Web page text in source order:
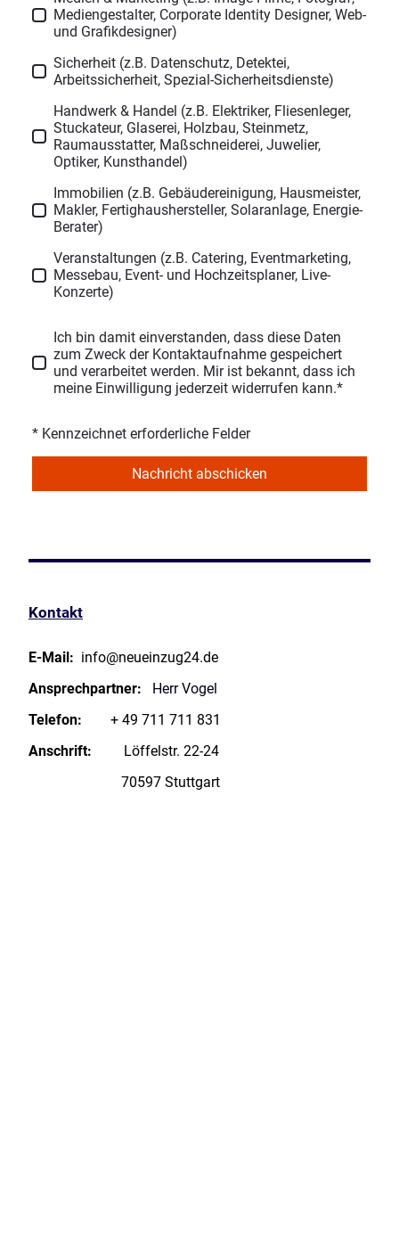
Mediengestalter, Corporate Identity Designer, Web-
und Grafikdesigner)
Sicherheit (z.B. Datenschutz, Detektei,
Arbeitssicherheit, Spezial-Sicherheitsdienste)
Handwerk & Handel (z.B. Elektriker, Fliesenleger,
Stuckateur, Glaserei, Holzbau, Steinmetz,
Raumausstatter, Maßschneiderei, Juwelier,
Optiker, Kunsthandel)
Immobilien (z.B. Gebäudereinigung, Hausmeister,
Makler, Fertighaushersteller, Solaranlage, Energie-
Berater)
Veranstaltungen (z.B. Catering, Eventmarketing,
Messebau, Event- und Hochzeitsplaner, Live-
Konzerte)
Ich bin damit einverstanden, dass diese Daten
zum Zweck der Kontaktaufnahme gespeichert
und verarbeitet werden. Mir ist bekannt, dass ich
meine Einwilligung jederzeit widerrufen kann.*
* Kennzeichnet erforderliche Felder
Nachricht abschicken
Kontakt
E-Mail: info@neueinzug24.de
Ansprechpartner:
Herr Vogel
Telefon: + 49 711 711 831
Anschrift: Löffelstr. 22-24
70597 Stuttgart